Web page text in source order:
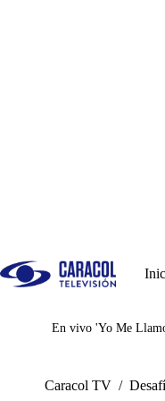
Juegos
En vivo 'Yo Me
Caracol TV /